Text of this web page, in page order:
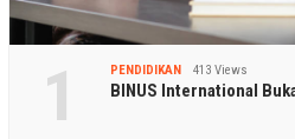
1 PENDIDIKAN 413 Views
BINUS International